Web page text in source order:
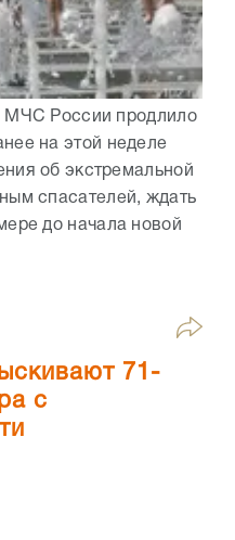
МЧС России продлило
на этой неделе
об экстремальной
спасателей, ждать
до начала новой
71-
с